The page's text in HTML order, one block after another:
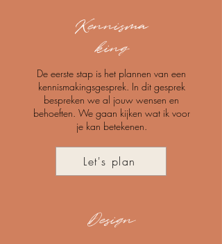
Kennisma
king
De eerste stap is het plannen van een
kennismakingsgesprek. In dit gesprek
bespreken we al jouw wensen en
behoeften. We gaan kijken wat ik voor
je kan betekenen.
Let's plan
Design